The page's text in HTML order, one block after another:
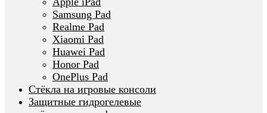
Samsung Pad
Realme Pad
Xiaomi Pad
Huawei Pad
Honor Pad
OnePlus Pad
Стёкла на игровые консоли
Защитные гидрогелевые